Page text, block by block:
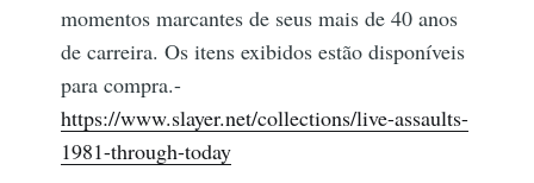
momentos marcantes de seus mais de 40 anos
de carreira. Os itens exibidos estão disponíveis
para compra.-
https://www.slayer.net/collections/live-assaults-
1981-through-today